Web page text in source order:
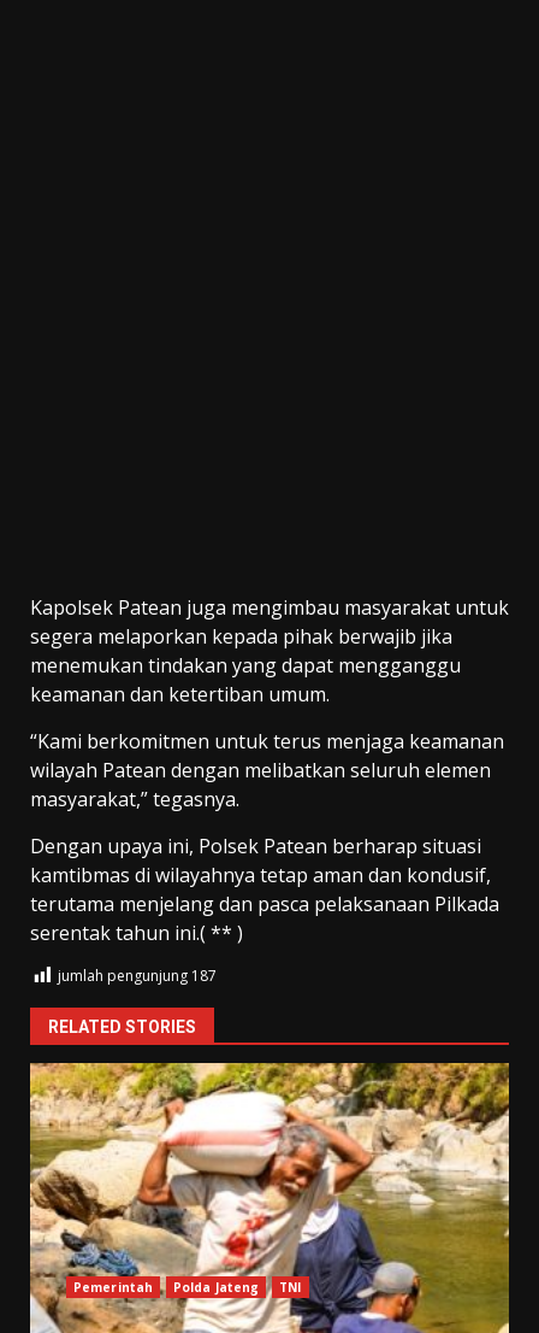
Kapolsek Patean juga mengimbau masyarakat untuk
segera melaporkan kepada pihak berwajib jika
menemukan tindakan yang dapat mengganggu
keamanan dan ketertiban umum.
“Kami berkomitmen untuk terus menjaga keamanan
wilayah Patean dengan melibatkan seluruh elemen
masyarakat,” tegasnya.
Dengan upaya ini, Polsek Patean berharap situasi
kamtibmas di wilayahnya tetap aman dan kondusif,
terutama menjelang dan pasca pelaksanaan Pilkada
serentak tahun ini.( ** )
jumlah pengunjung 187
RELATED STORIES
Pemerintah Polda Jateng TNI